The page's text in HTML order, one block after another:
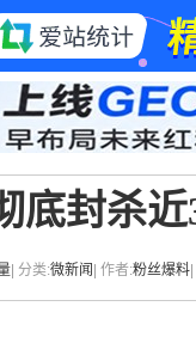
底封杀
| 分类:微新闻 | 作者:粉丝爆料